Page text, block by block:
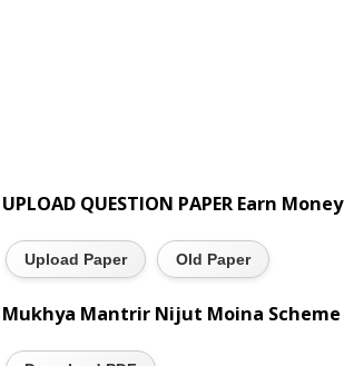
UPLOAD QUESTION PAPER Earn Money
Upload Paper Old Paper
Mukhya Mantrir Nijut Moina Scheme